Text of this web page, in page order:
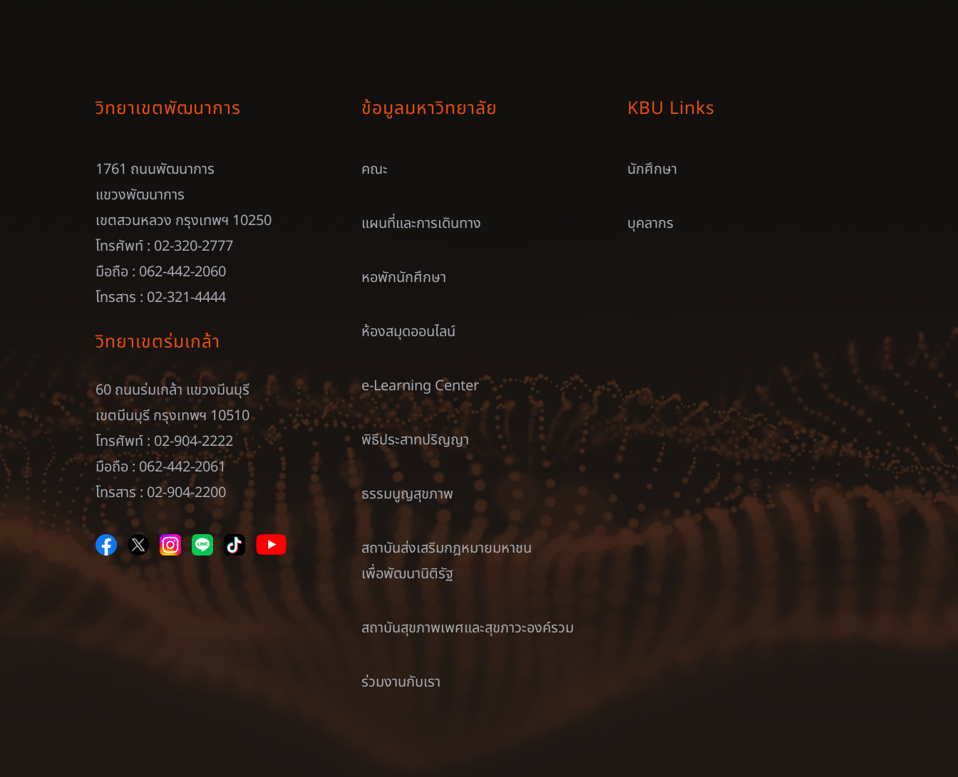
วิทยาเขตพัฒนาการ
1761 ถนนพัฒนาการ
แขวงพัฒนาการ
เขตสวนหลวง กรุงเทพฯ 10250
โทรศัพท์ : 02-320-2777
มือถือ : 062-442-2060
โทรสาร : 02-321-4444
วิทยาเขตร่มเกล้า
60 ถนนร่มเกล้า แขวงมีนบุรี
เขตมีนบุรี กรุงเทพฯ 10510
โทรศัพท์ : 02-904-2222
มือถือ : 062-442-2061
โทรสาร : 02-904-2200
ข้อมูลมหาวิทยาลัย
คณะ
แผนที่และการเดินทาง
หอพักนักศึกษา
ห้องสมุดออนไลน์
e-Learning Center
พิธีประสาทปริญญา
ธรรมนูญสุขภาพ
สถาบันส่งเสริมกฎหมายมหาชน
เพื่อพัฒนานิติรัฐ
สถาบันสุขภาพเพศและสุขภาวะองค์รวม
ร่วมงานกับเรา
KBU Links
นักศึกษา
บุคลากร